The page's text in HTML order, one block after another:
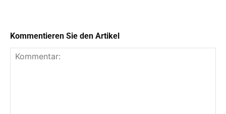
Kommentieren Sie den Artikel